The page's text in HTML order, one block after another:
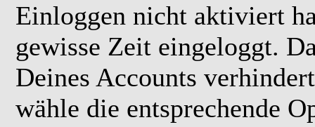
Einloggen nicht aktiviert
gewisse Zeit eingeloggt.
Deines Accounts
wähle die entsprechende